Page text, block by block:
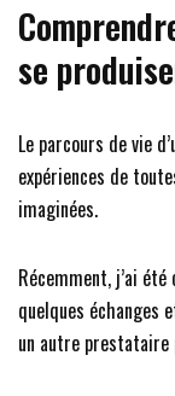
se
Le parcours de vie
expériences de
imaginées.
Récemment, j’ai
quelques échanges
un autre